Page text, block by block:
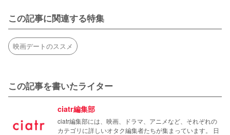
この記事に関連する特集
映画デートのススメ
この記事を書いたライター
ciatr編集部
ciatr編集部には、映画、ドラマ、アニメなど、それぞれの
カテゴリに詳しいオタク編集者たちが集まっています。 日